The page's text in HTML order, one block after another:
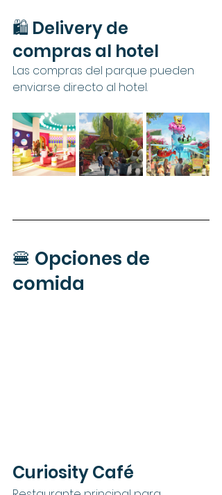
🛍️ Delivery de
compras al hotel
Las compras del parque pueden
enviarse directo al hotel.
🍔 Opciones de
comida
Curiosity Café